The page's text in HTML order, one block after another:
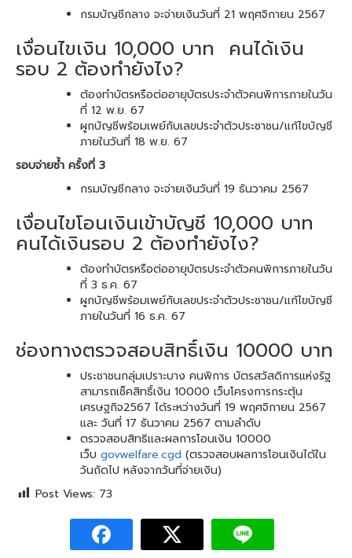
กรมบัญชีกลาง จะจ่ายเงินวันที่ 21 พฤศจิกายน 2567
เงื่อนไขเงิน 10,000 บาท คนได้เงิน
รอบ 2 ต้องทำยังไง?
ต้องทำบัตรหรือต่ออายุบัตรประจำตัวคนพิการภายในวัน
ที่ 12 พ.ย. 67
ผูกบัญชีพร้อมเพย์กับเลขประจำตัวประชาชน/แก้ไขบัญชี
ภายในวันที่ 18 พ.ย. 67
รอบจ่ายซ้ำ ครั้งที่ 3
กรมบัญชีกลาง จะจ่ายเงินวันที่ 19 ธันวาคม 2567
เงื่อนไขโอนเงินเข้าบัญชี 10,000 บาท
คนได้เงินรอบ 2 ต้องทำยังไง?
ต้องทำบัตรหรือต่ออายุบัตรประจำตัวคนพิการภายในวัน
ที่ 3 ธ.ค. 67
ผูกบัญชีพร้อมเพย์กับเลขประจำตัวประชาชน/แก้ไขบัญชี
ภายในวันที่ 16 ธ.ค. 67
ช่องทางตรวจสอบสิทธิ์เงิน 10000 บาท
ประชาชนกลุ่มเปราะบาง คนพิการ บัตรสวัสดิการแห่งรัฐ
สามารถเช็คสิทธิ์เงิน 10000 เว็บโครงการกระตุ้น
เศรษฐกิจ2567 ได้ระหว่างวันที่ 19 พฤศจิกายน 2567
และ วันที่ 17 ธันวาคม 2567 ตามลำดับ
ตรวจสอบสิทธิและผลการโอนเงิน 10000
เว็บ govwelfare.cgd (ตรวจสอบผลการโอนเงินได้ใน
วันถัดไป หลังจากวันที่จ่ายเงิน)
Post Views: 73